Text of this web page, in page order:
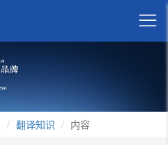

翻译知识 内容